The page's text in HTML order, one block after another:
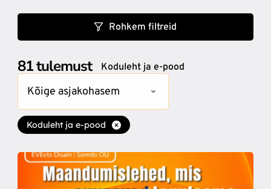
Rohkem filtreid
81tulemust Koduleht ja e-pood
Kõige asjakohasem
Koduleht ja e-pood